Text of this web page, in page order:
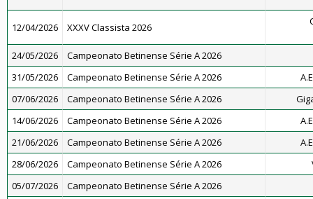
12/04/2026 XXXV Classista 2026
24/05/2026
Campeonato Betinense Série A 2026
31/05/2026
Campeonato Betinense Série A 2026
07/06/2026
Campeonato Betinense Série A 2026
14/06/2026
Campeonato Betinense Série A 2026
21/06/2026
Campeonato Betinense Série A 2026
28/06/2026
Campeonato Betinense Série A 2026
05/07/2026
Campeonato Betinense Série A 2026